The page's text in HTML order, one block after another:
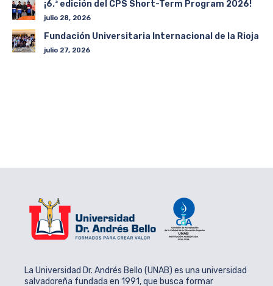
¡6.ª edición del CPS Short-Term Program 2026!
julio 28, 2026
Fundación Universitaria Internacional de la Rioja
julio 27, 2026
La Universidad Dr. Andrés Bello (UNAB) es una universidad
salvadoreña fundada en 1991, que busca formar